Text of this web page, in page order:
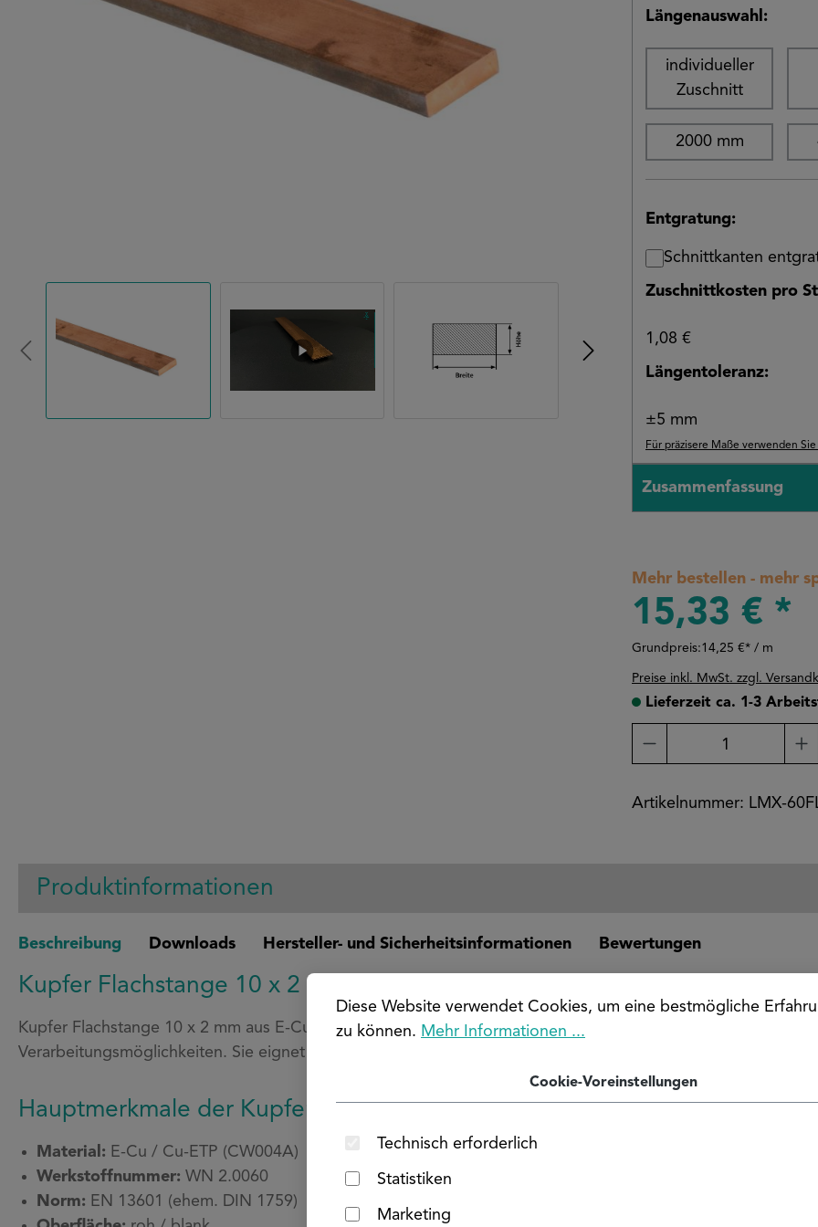
Längenauswahl:
individueller
Zuschnitt
2000 mm
Entgratung:
Schnittkanten
Zuschnittkosten pro
1,08 €
Längentoleranz:
±5 mm
Für präzisere Maße verwenden
Zusammenfassung
Produkt Anzahl:
Mehr bestellen - mehr
15,33 € *
Grundpreis:14,25 €* / m
Preise inkl. MwSt. zzgl.
Lieferzeit ca. 1-3
Artikelnummer: LMX-
Produktinformationen
Beschreibung Downloads Hersteller- und Sicherheitsinformationen Bewertungen
Kupfer Flachstange 10 x 2 mm – E-Cu / Cu-ETP (CW004A)
Kupfer Flachstange 10 x 2 mm aus E-Cu (Cu-ETP, CW004A) überzeugt durch ihre sehr hohe elektrische
Verarbeitungsmöglichkeiten. Sie eignet sich ideal für Anwendungen in der Elektro- und Energietechnik
Hauptmerkmale der Kupfer Flachstange 10 x 2 mm
Material: E-Cu / Cu-ETP (CW004A)
Werkstoffnummer: WN 2.0060
Norm: EN 13601 (ehem. DIN 1759)
Diese Website verwendet Cookies, um eine bestmögliche
zu können. Mehr Informationen ...
Cookie-Voreinstellungen
Technisch erforderlich
Statistiken
Marketing